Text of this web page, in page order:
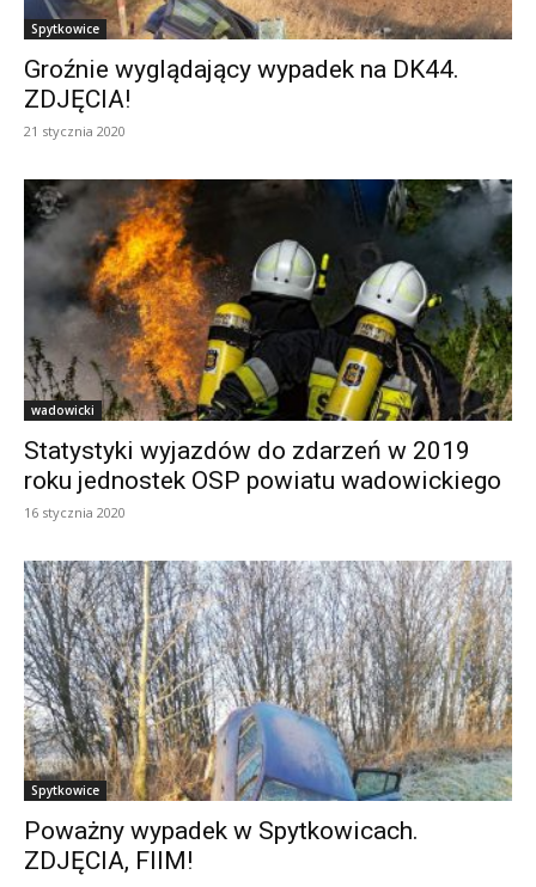
Spytkowice
Groźnie wyglądający wypadek na DK44.
ZDJĘCIA!
21 stycznia 2020
wadowicki
Statystyki wyjazdów do zdarzeń w 2019
roku jednostek OSP powiatu wadowickiego
16 stycznia 2020
Spytkowice
Poważny wypadek w Spytkowicach.
ZDJĘCIA, FIlM!